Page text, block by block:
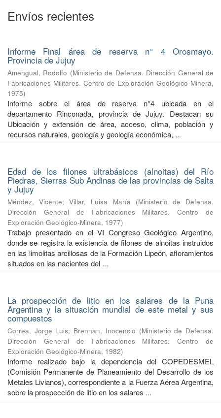
Envíos recientes
Informe Final área de reserva n° 4 Orosmayo.
Provincia de Jujuy
Amengual, Rodolfo (Ministerio de Defensa. Dirección General de
Fabricaciones Militares. Centro de Exploración Geológico-Minera,
1975)
Informe sobre el área de reserva n°4 ubicada en el
departamento Rinconada, provincia de Jujuy. Destacan su
Ubicación y extensión de área, acceso, clima, población y
recursos naturales, geología y geología económica, ...
Edad de los filones ultrabásicos (alnoitas) del Río
Piedras, Sierras Sub Andinas de las provincias de Salta
y Jujuy
Méndez, Vicente;Villar, Luisa María (Ministerio de Defensa.
Dirección General de Fabricaciones Militares. Centro de
Exploración Geológico-Minera, 1977)
Trabajo presentado en el VI Congreso Geológico Argentino,
donde se registra la existencia de filones de alnoitas instruidos
en las limolitas arcillosas de la Formación Lipeón, afloramientos
situados en las nacientes del ...
La prospección de litio en los salares de la Puna
Argentina y la situación mundial de este metal y sus
compuestos
Correa, Jorge Luis; Brennan, Inocencio (Ministerio de Defensa.
Dirección General de Fabricaciones Militares. Centro de
Exploración Geológico-Minera, 1982)
Informe realizado bajo la dependencia del COPEDESMEL
(Comisión Permanente de Planeamiento del Desarrollo de los
Metales Livianos), correspondiente a la Fuerza Aérea Argentina,
sobre la prospección de litio en los salares ...